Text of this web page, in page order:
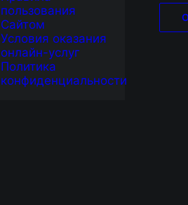
пользования
Сайтом
Условия оказания
онлайн-услуг
Политика
конфиденциальности